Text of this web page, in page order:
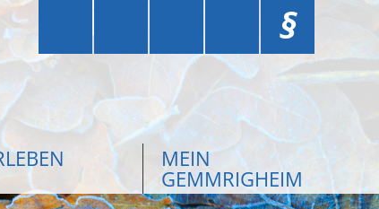
§
MEIN
GEMMRIGHEIM